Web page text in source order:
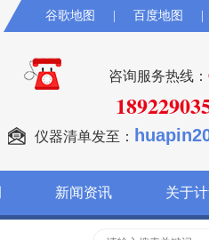
谷歌地图 百度地图
咨询服务热线：
仪器清单发至：
新闻资讯 关于